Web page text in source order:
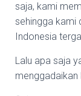
saja, kami
sehingga kami
Indonesia
Lalu apa saja
menggadaikan